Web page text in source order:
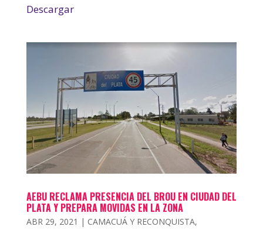
Descargar
AEBU RECLAMA PRESENCIA DEL BROU EN CIUDAD DEL
PLATA Y PREPARA MOVIDAS EN LA ZONA
ABR 29, 2021 | CAMACUÁ Y RECONQUISTA,